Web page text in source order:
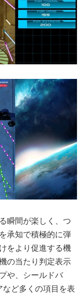
瞬間が楽しく、つ
承知で積極的に弾
をより促進する機
の当たり判定表示
や、シールドバ
ど多くの項目を表